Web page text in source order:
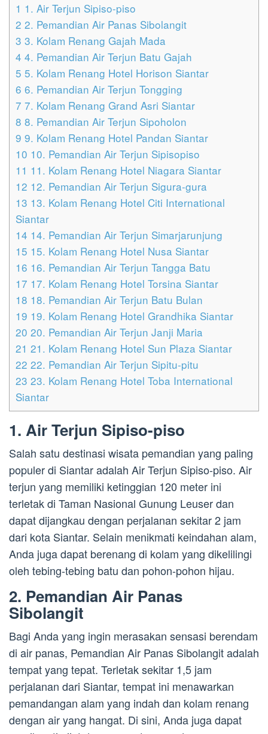
1 1. Air Terjun Sipiso-piso
2 2. Pemandian Air Panas Sibolangit
3 3. Kolam Renang Gajah Mada
4 4. Pemandian Air Terjun Batu Gajah
5 5. Kolam Renang Hotel Horison Siantar
6 6. Pemandian Air Terjun Tongging
7 7. Kolam Renang Grand Asri Siantar
8 8. Pemandian Air Terjun Sipoholon
9 9. Kolam Renang Hotel Pandan Siantar
10 10. Pemandian Air Terjun Sipisopiso
11 11. Kolam Renang Hotel Niagara Siantar
12 12. Pemandian Air Terjun Sigura-gura
13 13. Kolam Renang Hotel Citi International
Siantar
14 14. Pemandian Air Terjun Simarjarunjung
15 15. Kolam Renang Hotel Nusa Siantar
16 16. Pemandian Air Terjun Tangga Batu
17 17. Kolam Renang Hotel Torsina Siantar
18 18. Pemandian Air Terjun Batu Bulan
19 19. Kolam Renang Hotel Grandhika Siantar
20 20. Pemandian Air Terjun Janji Maria
21 21. Kolam Renang Hotel Sun Plaza Siantar
22 22. Pemandian Air Terjun Sipitu-pitu
23 23. Kolam Renang Hotel Toba International
Siantar
1. Air Terjun Sipiso-piso
Salah satu destinasi wisata pemandian yang paling
populer di Siantar adalah Air Terjun Sipiso-piso. Air
terjun yang memiliki ketinggian 120 meter ini
terletak di Taman Nasional Gunung Leuser dan
dapat dijangkau dengan perjalanan sekitar 2 jam
dari kota Siantar. Selain menikmati keindahan alam,
Anda juga dapat berenang di kolam yang dikelilingi
oleh tebing-tebing batu dan pohon-pohon hijau.
2. Pemandian Air Panas
Sibolangit
Bagi Anda yang ingin merasakan sensasi berendam
di air panas, Pemandian Air Panas Sibolangit adalah
tempat yang tepat. Terletak sekitar 1,5 jam
perjalanan dari Siantar, tempat ini menawarkan
pemandangan alam yang indah dan kolam renang
dengan air yang hangat. Di sini, Anda juga dapat